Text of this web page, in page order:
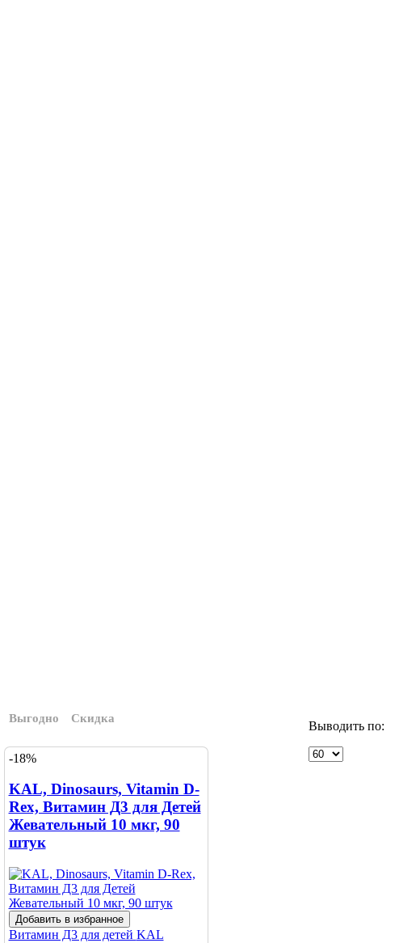
Выгодно Скидка
Выводить по:
-18%
KAL, Dinosaurs, Vitamin D-
Rex, Витамин Д3 для Детей
Жевательный 10 мкг, 90
штук
Добавить в избранное
Витамин Д3 для детей KAL